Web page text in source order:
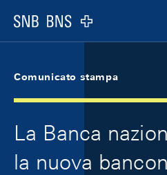
Logo
Comunicato stampa
La Banca
la nuova